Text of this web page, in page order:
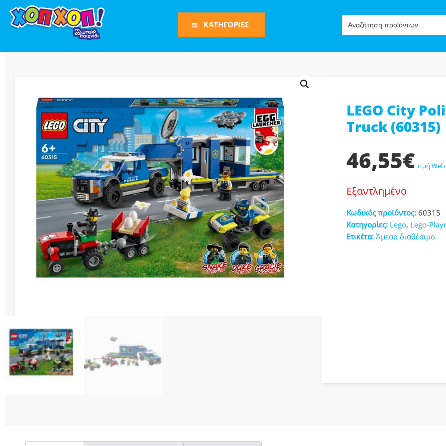
for:
ΚΑΤΗΓΟΡΙΕΣ
Φιγούρες Δράσης
Φιγούρες
Τρένα
Bruder
Οχήματα
Πίστες-Γκαράζ
Παιχνίδια Ρόλων-Μίμησης
Play Set
Όπλα
Διάφορες Κατασκευές
Σπόρ
LEGO City
Truck (60315)
46,55€ τιμή Web
Εξαντλημένο
Κωδικός προϊόντος: 60315
Κατηγορίες: Lego, Lego-
Ετικέτα: Άμεσα διαθέσιμο